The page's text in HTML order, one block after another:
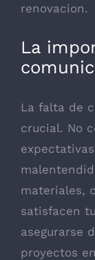
renovacion.
La
La falta de
crucial. No
materiales,
satisfacen
asegurarse
proyectos